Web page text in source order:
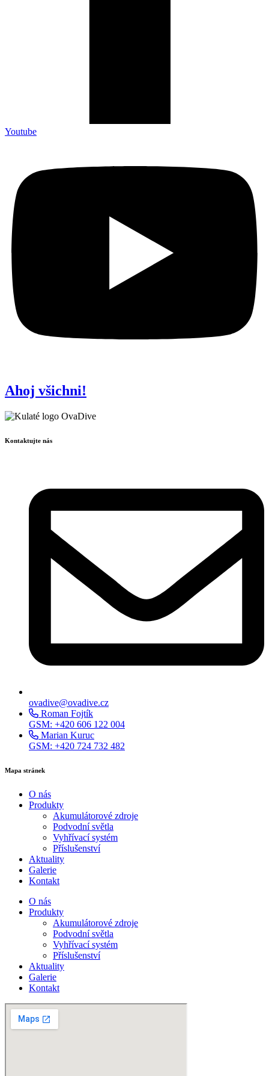
Youtube
Ahoj všichni!
Kontaktujte nás
ovadive@ovadive.cz
Roman Fojtík
GSM: +420 606 122 004
Marian Kuruc
GSM: +420 724 732 482
Mapa stránek
O nás
Produkty
Akumulátorové zdroje
Podvodní světla
Vyhřívací systém
Příslušenství
Aktuality
Galerie
Kontakt
O nás
Produkty
Akumulátorové zdroje
Podvodní světla
Vyhřívací systém
Příslušenství
Aktuality
Galerie
Kontakt